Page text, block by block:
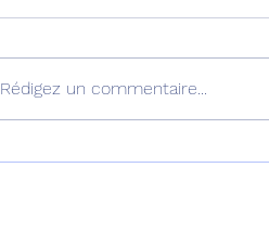
Rédigez un commentaire...